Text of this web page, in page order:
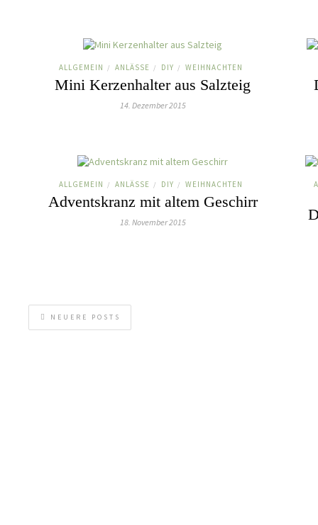
ALLGEMEIN / ANLÄSSE / DIY / WEIHNACHTEN
Mini Kerzenhalter aus Salzteig
14. Dezember 2015
ALLGEMEIN / ANLÄSSE / DIY / WEIHNACHTEN
Adventskranz mit altem Geschirr
18. November 2015
NEUERE POSTS